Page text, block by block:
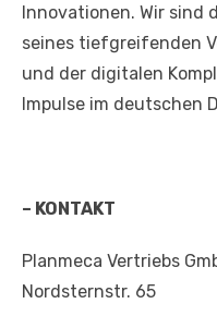
Innovationen. Wir sind
seines tiefgreifenden
und der digitalen
Impulse im deutschen
– KONTAKT
Planmeca Vertriebs
Nordsternstr. 65